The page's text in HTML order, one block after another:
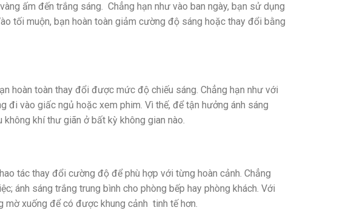
ấm đến trắng sáng. Chẳng hạn như vào ban ngày, bạn sử dụng
tối muộn, bạn hoàn toàn giảm cường độ sáng hoặc thay đổi bằng
hoàn toàn thay đổi được mức độ chiếu sáng. Chẳng hạn như với
đi vào giấc ngủ hoặc xem phim. Vì thế, để tận hưởng ánh sáng
khí thư giãn ở bất kỳ không gian nào.
tác thay đổi cường độ để phù hợp với từng hoàn cảnh. Chẳng
ánh sáng trắng trung bình cho phòng bếp hay phòng khách. Với
mờ xuống để có được khung cảnh tinh tế hơn.